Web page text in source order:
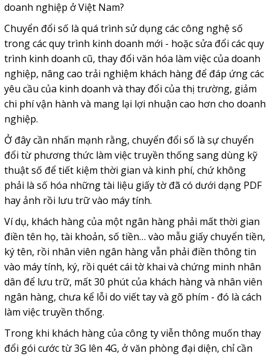
doanh nghiệp ở Việt Nam?
Chuyển đổi số là quá trình sử dụng các công nghệ số
trong các quy trình kinh doanh mới - hoặc sửa đổi các quy
trình kinh doanh cũ, thay đổi văn hóa làm việc của doanh
nghiệp, nâng cao trải nghiệm khách hàng để đáp ứng các
yêu cầu của kinh doanh và thay đổi của thị trường, giảm
chi phí vận hành và mang lại lợi nhuận cao hơn cho doanh
nghiệp.
Ở đây cần nhấn mạnh rằng, chuyển đổi số là sự chuyển
đổi từ phương thức làm việc truyền thống sang dùng kỹ
thuật số để tiết kiệm thời gian và kinh phí, chứ không
phải là số hóa những tài liệu giấy tờ đã có dưới dạng PDF
hay ảnh rồi lưu trữ vào máy tính.
Ví dụ, khách hàng của một ngân hàng phải mất thời gian
điền tên họ, tài khoản, số tiền… vào mẫu giấy chuyển tiền,
ký tên, rồi nhân viên ngân hàng vẫn phải điền thông tin
vào máy tính, ký, rồi quét cái tờ khai và chứng minh nhân
dân để lưu trữ, mất 30 phút của khách hàng và nhân viên
ngân hàng, chưa kể lỗi do viết tay và gõ phím - đó là cách
làm việc truyền thống.
Trong khi khách hàng của công ty viễn thông muốn thay
đổi gói cước từ 3G lên 4G, ở văn phòng đại diện, chỉ cần